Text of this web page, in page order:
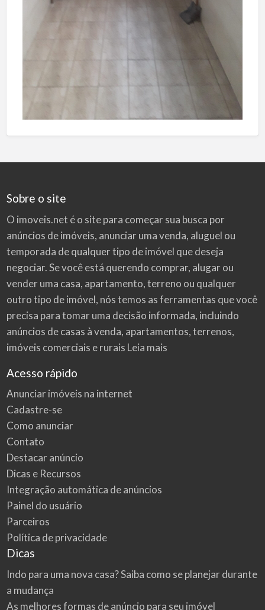
Sobre o site
O imoveis.net é o site para começar sua busca por
anúncios de imóveis, anunciar uma venda, aluguel ou
temporada de qualquer tipo de imóvel que deseja
negociar. Se você está querendo comprar, alugar ou
vender uma casa, apartamento, terreno ou qualquer
outro tipo de imóvel, nós temos as ferramentas que você
precisa para tomar uma decisão informada, incluindo
anúncios de casas à venda, apartamentos, terrenos,
imóveis comerciais e rurais Leia mais
Acesso rápido
Anunciar imóveis na internet
Cadastre-se
Como anunciar
Contato
Destacar anúncio
Dicas e Recursos
Integração automática de anúncios
Painel do usuário
Parceiros
Política de privacidade
Dicas
Indo para uma nova casa? Saiba como se planejar durante
a mudança
As melhores formas de anúncio para seu imóvel